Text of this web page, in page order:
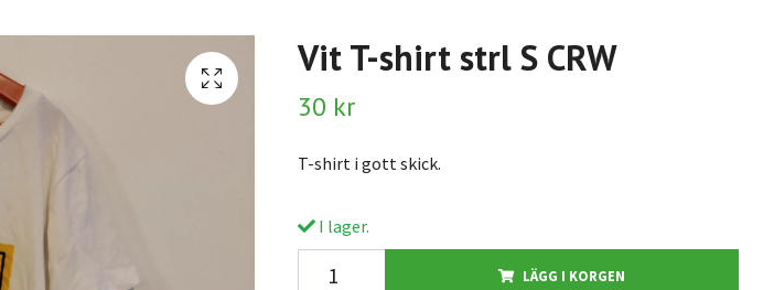
Vit T-shirt strl S CRW
30 kr
T-shirt i gott skick.
I lager.
LÄGG I KORGEN